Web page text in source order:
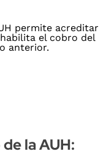
la AUH: